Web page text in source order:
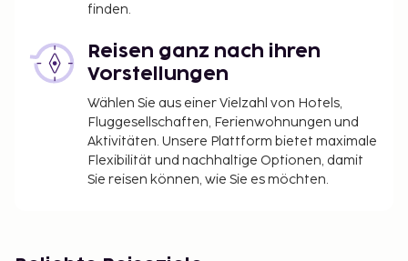
finden.
Reisen ganz nach ihren
Vorstellungen
Wählen Sie aus einer Vielzahl von Hotels,
Fluggesellschaften, Ferienwohnungen und
Aktivitäten. Unsere Plattform bietet maximale
Flexibilität und nachhaltige Optionen, damit
Sie reisen können, wie Sie es möchten.